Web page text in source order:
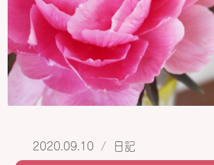
2020.09.10 / 日記